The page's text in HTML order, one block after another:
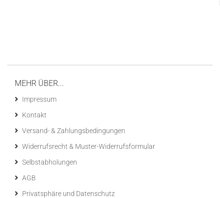
MEHR ÜBER...
Impressum
Kontakt
Versand- & Zahlungsbedingungen
Widerrufsrecht & Muster-Widerrufsformular
Selbstabholungen
AGB
Privatsphäre und Datenschutz